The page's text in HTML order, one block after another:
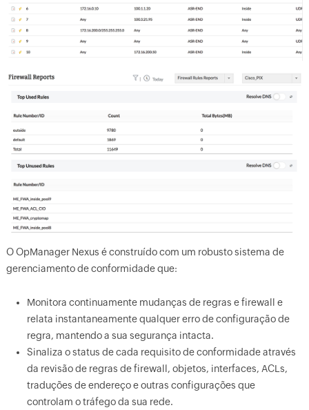
O OpManager Nexus é construído com um robusto sistema de
gerenciamento de conformidade que:
Monitora continuamente mudanças de regras e firewall e
relata instantaneamente qualquer erro de configuração de
regra, mantendo a sua segurança intacta.
Sinaliza o status de cada requisito de conformidade através
da revisão de regras de firewall, objetos, interfaces, ACLs,
traduções de endereço e outras configurações que
controlam o tráfego da sua rede.